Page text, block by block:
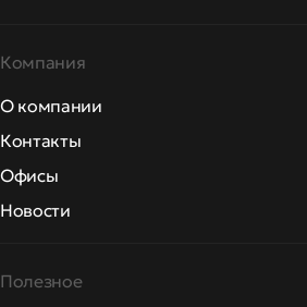
Компания
О компании
Контакты
Офисы
Новости
Полезное